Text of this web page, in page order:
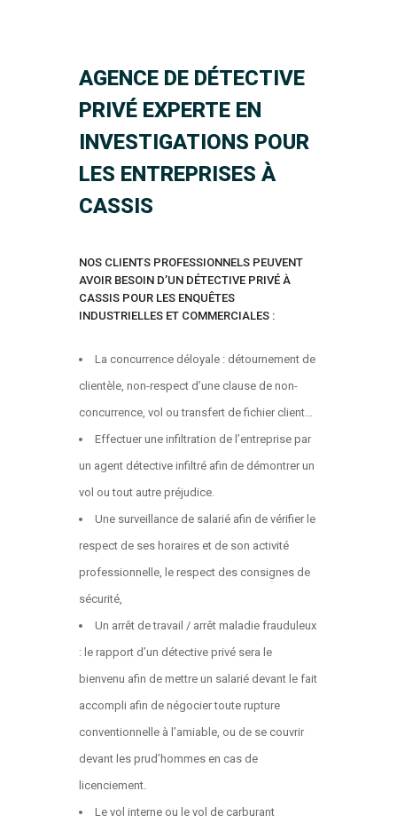
AGENCE DE DÉTECTIVE
PRIVÉ EXPERTE EN
INVESTIGATIONS POUR
LES ENTREPRISES À
CASSIS
NOS CLIENTS PROFESSIONNELS PEUVENT
AVOIR BESOIN D’UN DÉTECTIVE PRIVÉ À
CASSIS POUR LES ENQUÊTES
INDUSTRIELLES ET COMMERCIALES :
La concurrence déloyale : détournement de
clientèle, non-respect d’une clause de non-
concurrence, vol ou transfert de fichier client…
Effectuer une infiltration de l’entreprise par
un agent détective infiltré afin de démontrer un
vol ou tout autre préjudice.
Une surveillance de salarié afin de vérifier le
respect de ses horaires et de son activité
professionnelle, le respect des consignes de
sécurité,
Un arrêt de travail / arrêt maladie frauduleux
: le rapport d’un détective privé sera le
bienvenu afin de mettre un salarié devant le fait
accompli afin de négocier toute rupture
conventionnelle à l’amiable, ou de se couvrir
devant les prud’hommes en cas de
licenciement.
Le vol interne ou le vol de carburant